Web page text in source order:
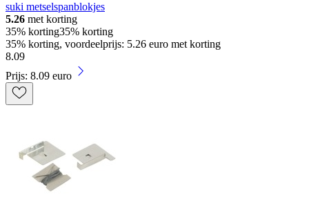
suki metselspanblokjes
5.26 met korting
35% korting35% korting
35% korting, voordeelprijs: 5.26 euro met korting
8.09
Prijs: 8.09 euro